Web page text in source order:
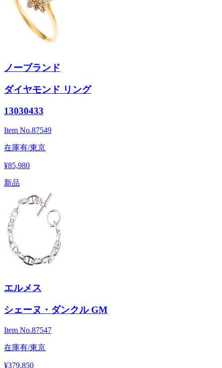
ノーブランド
ダイヤモンド リング
13030433
Item No.87549
在庫有/東京
¥85,980
新品
エルメス
シェーヌ・ダンクル GM
Item No.87547
在庫有/東京
¥379,850